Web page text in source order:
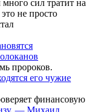
сил тратит на
не просто
пророков.
его чужие
финансовую
— Михаил